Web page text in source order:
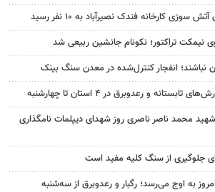
سوزی کارخانه فندک نصیرآباد به ۱۰ نفر رسید
نیمکت تراکتور؛ نکونام جانشین ربیعی شد
نباشند؛ انفجار کنترل‌شده در معدن سنگ بینک
و رعدوبرق در ۴ استان تا چهارشنبه
محمد ناصر ناصری روز شهدای دیپلمات نامگذاری
جلوگیری از سنگ کلیه مفید است
به اوج می‌رسد؛ رگبار و رعدوبرق از سه‌شنبه